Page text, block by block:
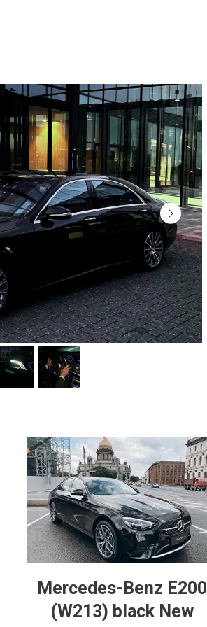
Mercedes-Benz E200
(W213) black New